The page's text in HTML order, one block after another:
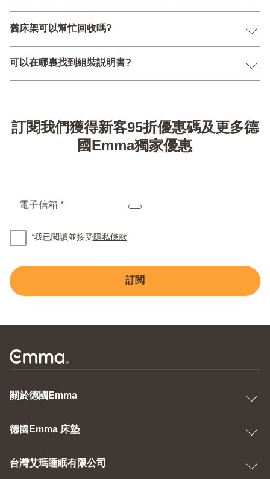
舊床架可以幫忙回收嗎?
可以在哪裏找到組裝説明書?
訂閱我們獲得新客95折優惠碼及更多德
國Emma獨家優惠
電子信箱 *
*我已閲讀並接受 隱私條款
訂閲
關於德國Emma
德國Emma 床墊
台灣艾瑪睡眠有限公司